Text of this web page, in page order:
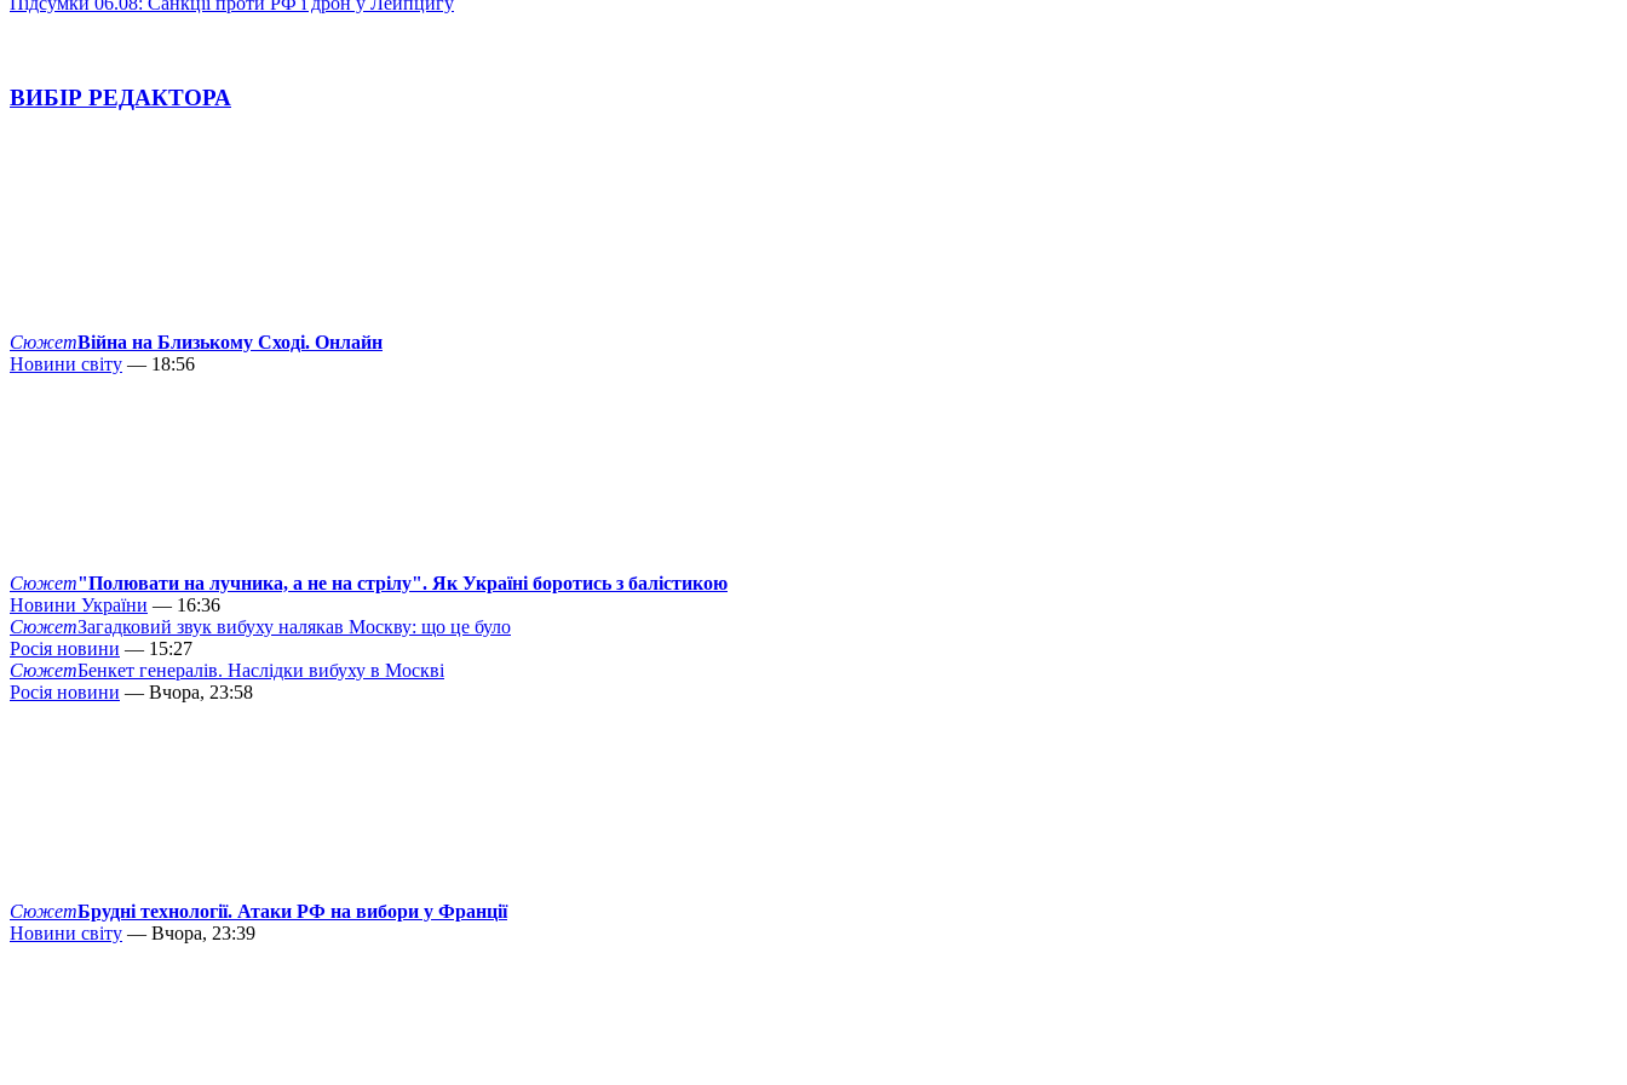
ВИБІР РЕДАКТОРА
СюжетВійна на Близькому Сході. Онлайн
Новини світу — 18:56
Сюжет"Полювати на лучника, а не на стрілу". Як Україні боротись з балістикою
Новини України — 16:36
СюжетЗагадковий звук вибуху налякав Москву: що це було
Росія новини — 15:27
СюжетБенкет генералів. Наслідки вибуху в Москві
Росія новини — Вчора, 23:58
СюжетБрудні технології. Атаки РФ на вибори у Франції
Новини світу — Вчора, 23:39